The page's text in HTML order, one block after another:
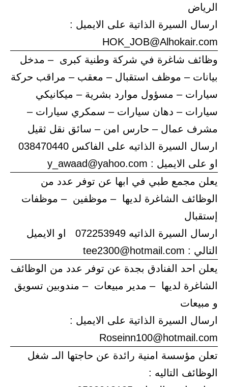
الرياض
ارسال السيرة الذاتية على الايميل :
HOK_JOB@Alhokair.com
وظائف شاغرة في شركة وطنية كبرى – مدخل
بيانات – موظف استقبال – معقب – مراقب حركة
سيارات – مسؤول موارد بشرية – ميكانيكي
سيارات – دهان سيارات – سمكري سيارات –
مشرف عمال – حارس امن – سائق نقل ثقيل
ارسال السيرة الذاتيه على الفاكس 038470440
او على الايميل : y_awaad@yahoo.com
يعلن مجمع طبي في ابها عن توفر عدد من
الوظائف الشاغرة لديها – موظفين – موظفات
إستقبال
ارسال السيرة الذاتيه 072253949 او الايميل
التالي : tee2300@hotmail.com
يعلن احد الفنادق بجدة عن توفر عدد من الوظائف
الشاغرة لديها – مدير مبيعات – مندوبين تسويق
و مبيعات
ارسال السيرة الذاتية على الايميل :
Roseinn100@hotmail.com
تعلن مؤسسة امنية رائدة عن حاجتها الىـ شغل
الوظائف التاليه :